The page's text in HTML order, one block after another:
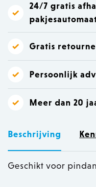
24/7 gratis
Gratis
Persoonlijk
Meer dan 20
Beschrijving
Geschikt voor